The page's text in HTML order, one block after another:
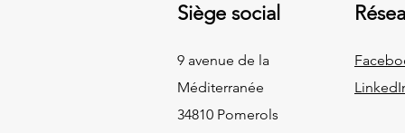
Siège social
9 avenue de la
Méditerranée
34810 Pomerols